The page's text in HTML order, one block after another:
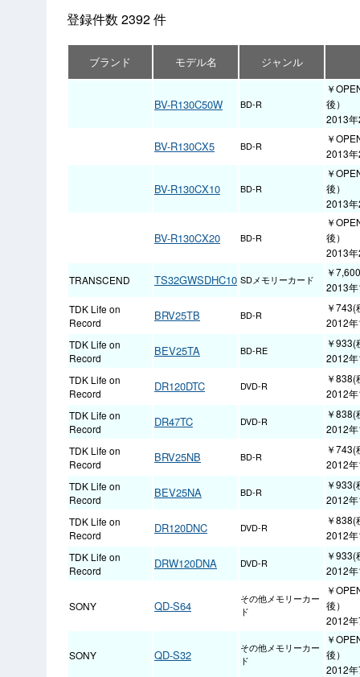
登録件数 2392 件
ブランド モデル名 ジャンル
BV-R130C50W BD-R
￥
後）
2013
BV-R130CX5 BD-R
￥
2013
BV-R130CX10 BD-R
￥
後）
2013
BV-R130CX20 BD-R
￥
後）
2013
TRANSCEND
TS32GWSDHC10 SDメモリーカード
￥
2013
TDK Life on
Record
BRV25TB BD-R
￥743(
2012
TDK Life on
Record
BEV25TA BD-RE
￥933(
2012
TDK Life on
Record
DR120DTC DVD-R
￥838(
2012
TDK Life on
Record
DR47TC DVD-R
￥838(
2012
TDK Life on
Record
BRV25NB BD-R
￥743(
2012
TDK Life on
Record
BEV25NA BD-R
￥933(
2012
TDK Life on
Record
DR120DNC DVD-R
￥838(
2012
TDK Life on
Record
DRW120DNA DVD-R
￥933(
2012
SONY QD-S64
その他メモリーカー
ド
￥
後）
2012
SONY QD-S32
その他メモリーカー
ド
￥
後）
2012